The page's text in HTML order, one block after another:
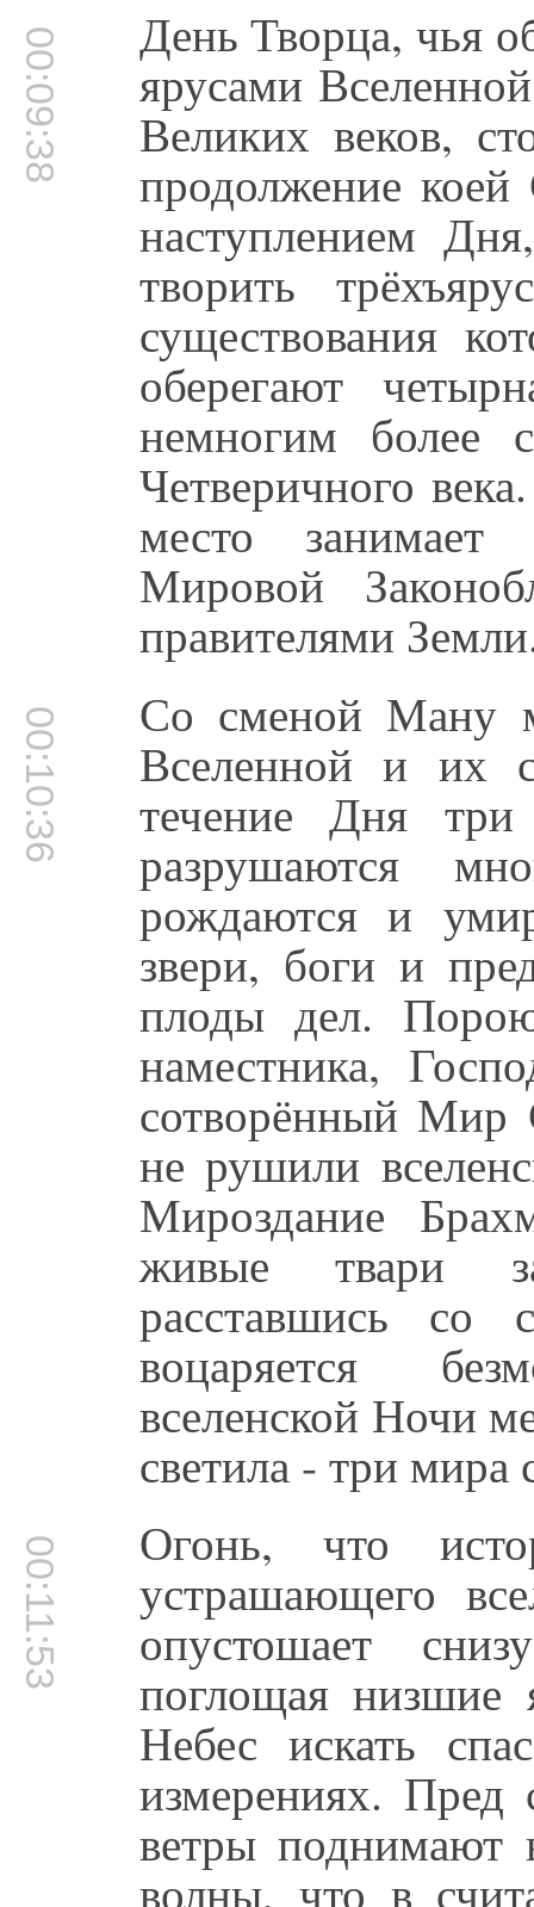
00:09:38 День Творца, чья
ярусами
Великих веков,
продолжение
наступлением
творить
существования
оберегают
немногим более
Четверичного
место
Мировой
правителями
00:10:36 Со сменой Ману
Вселенной и их
течение Дня
разрушаются
рождаются и
звери, боги и
плоды дел.
наместника,
сотворённый
не рушили
Мироздание
живые твари
расставшись
воцаряется
вселенской Ночи
светила - три мира
00:11:53 Огонь, что
устрашающего
опустошает
поглощая низшие
Небес искать
измерениях.
ветры поднимают
волны, что в